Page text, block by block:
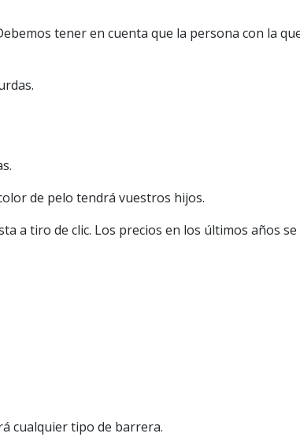
tener en cuenta que la persona con la
de pelo tendrá vuestros hijos.
a tiro de clic. Los precios en los últimos años
cualquier tipo de barrera.